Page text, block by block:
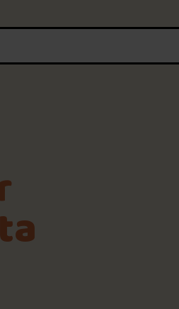
T'es un vrai
Connecte-toipour POUTZ ta